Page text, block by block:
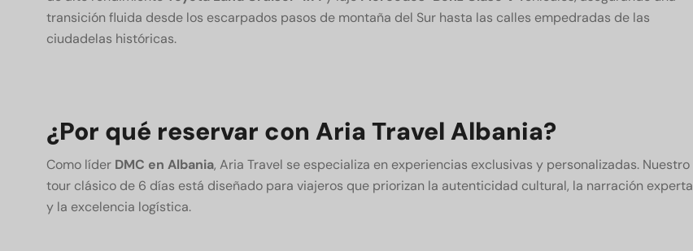
transición fluida desde los escarpados pasos de montaña del Sur hasta las calles empedradas de las
ciudadelas históricas.
¿Por qué reservar con Aria Travel Albania?
Como líder DMC en Albania, Aria Travel se especializa en experiencias exclusivas y personalizadas. Nuestro
tour clásico de 6 días está diseñado para viajeros que priorizan la autenticidad cultural, la narración experta
y la excelencia logística.